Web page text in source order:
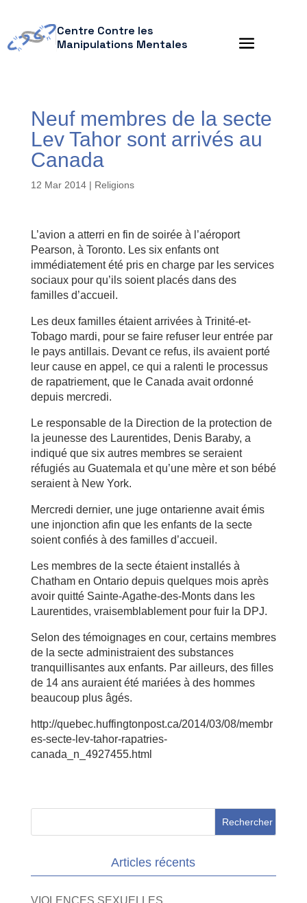
Centre Contre les
Manipulations Mentales
Neuf membres de la secte
Lev Tahor sont arrivés au
Canada
12 Mar 2014| Religions
L’avion a atterri en fin de soirée à l’aéroport
Pearson, à Toronto. Les six enfants ont
immédiatement été pris en charge par les services
sociaux pour qu’ils soient placés dans des
familles d’accueil.
Les deux familles étaient arrivées à Trinité-et-
Tobago mardi, pour se faire refuser leur entrée par
le pays antillais. Devant ce refus, ils avaient porté
leur cause en appel, ce qui a ralenti le processus
de rapatriement, que le Canada avait ordonné
depuis mercredi.
Le responsable de la Direction de la protection de
la jeunesse des Laurentides, Denis Baraby, a
indiqué que six autres membres se seraient
réfugiés au Guatemala et qu’une mère et son bébé
seraient à New York.
Mercredi dernier, une juge ontarienne avait émis
une injonction afin que les enfants de la secte
soient confiés à des familles d’accueil.
Les membres de la secte étaient installés à
Chatham en Ontario depuis quelques mois après
avoir quitté Sainte-Agathe-des-Monts dans les
Laurentides, vraisemblablement pour fuir la DPJ.
Selon des témoignages en cour, certains membres
de la secte administraient des substances
tranquillisantes aux enfants. Par ailleurs, des filles
de 14 ans auraient été mariées à des hommes
beaucoup plus âgés.
http://quebec.huffingtonpost.ca/2014/03/08/membr
es-secte-lev-tahor-rapatries-
canada_n_4927455.html
Articles récents
VIOLENCES SEXUELLES